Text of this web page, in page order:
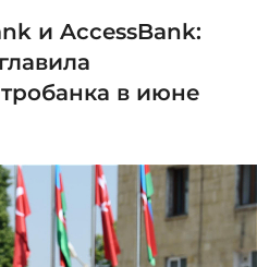
и AccessBank:
в июне